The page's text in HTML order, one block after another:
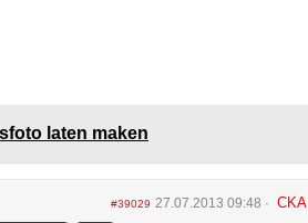
laten maken
#39029 27.07.2013 09:48 CKA